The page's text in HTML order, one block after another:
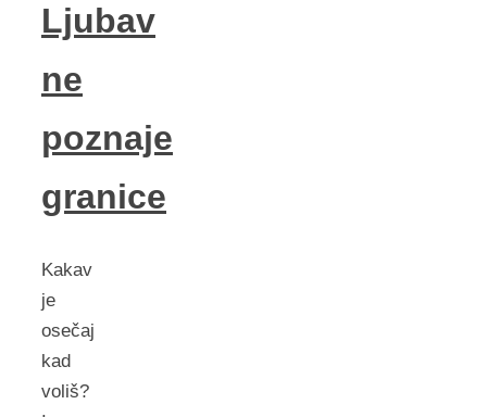
Ljubav
ne
poznaje
granice
Kakav
je
osečaj
kad
voliš?